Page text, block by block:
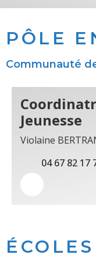
PÔLE
Communauté
Jeunesse
Violaine
04 67 82 17
ÉCOLES